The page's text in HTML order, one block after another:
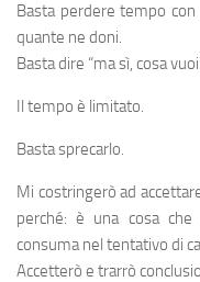
Basta perdere tempo
quante ne doni.
Basta dire “ma sì, cosa vuoi
Il tempo è limitato.
Basta sprecarlo.
Mi costringerò ad
perché: è una cosa
consuma nel tentativo di
Accetterò e trarrò